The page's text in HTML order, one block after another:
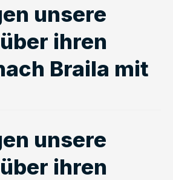
unsere
ihren
Braila mit
unsere
ihren